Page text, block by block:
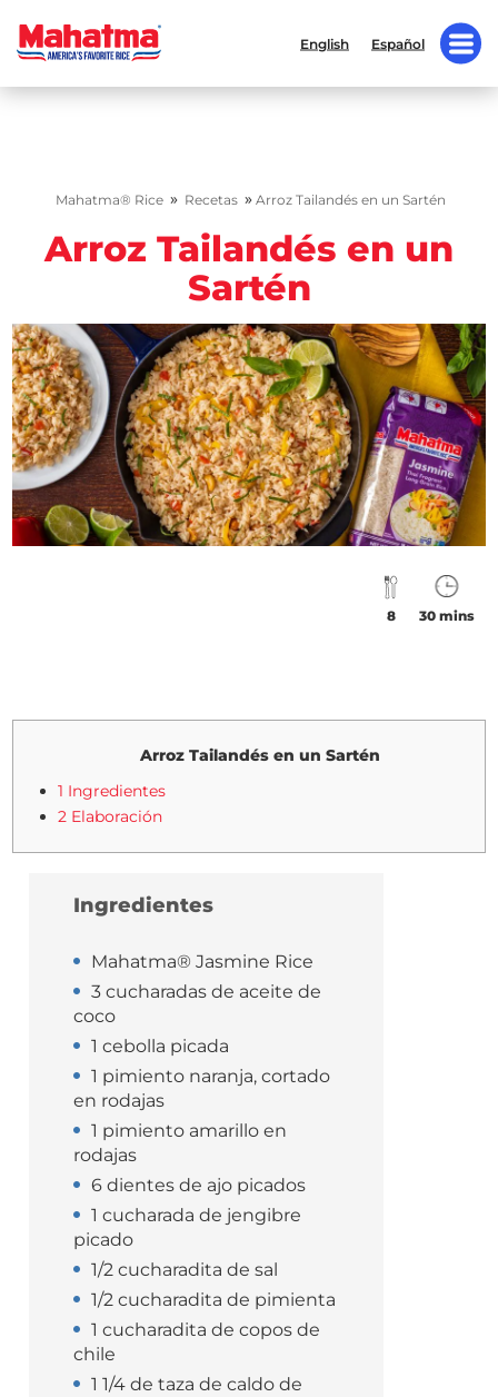
English Español
Mahatma® Rice » Recetas » Arroz Tailandés en un Sartén
Arroz Tailandés en un
Sartén
8 30 mins
Arroz Tailandés en un Sartén
1 Ingredientes
2 Elaboración
Ingredientes
Mahatma® Jasmine Rice
3 cucharadas de aceite de
coco
1 cebolla picada
1 pimiento naranja, cortado
en rodajas
1 pimiento amarillo en
rodajas
6 dientes de ajo picados
1 cucharada de jengibre
picado
1/2 cucharadita de sal
1/2 cucharadita de pimienta
1 cucharadita de copos de
chile
1 1/4 de taza de caldo de